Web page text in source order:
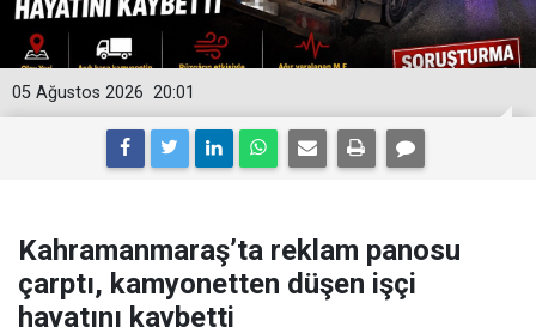
20:01
05 Ağustos 2026
Kahramanmaraş’ta reklam panosu
çarptı, kamyonetten düşen işçi
hayatını kaybetti